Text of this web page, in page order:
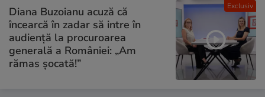
Exclusiv
Diana Buzoianu acuză că
încearcă în zadar să intre în
audiență la procuroarea
generală a României: „Am
rămas șocată!”